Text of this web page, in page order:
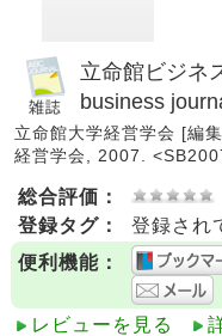
立命館ビジネ
business
立命館大学経営学会 [編
経営学会, 2007.
総合評価：
登録タグ：
登録され
便利機能：
レビューを見る